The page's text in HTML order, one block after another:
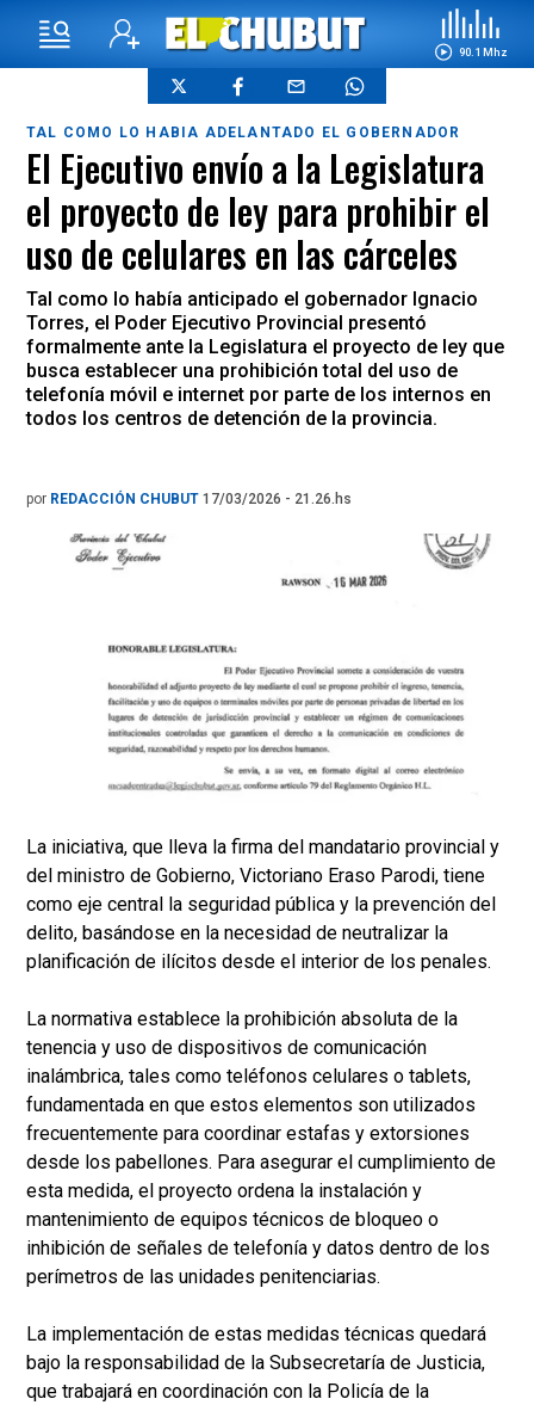
90.1 Mhz
TAL COMO LO HABIA ADELANTADO EL GOBERNADOR
El Ejecutivo envío a la Legislatura
el proyecto de ley para prohibir el
uso de celulares en las cárceles
Tal como lo había anticipado el gobernador Ignacio
Torres, el Poder Ejecutivo Provincial presentó
formalmente ante la Legislatura el proyecto de ley que
busca establecer una prohibición total del uso de
telefonía móvil e internet por parte de los internos en
todos los centros de detención de la provincia.
por REDACCIÓN CHUBUT 17/03/2026 - 21.26.hs
La iniciativa, que lleva la firma del mandatario provincial y
del ministro de Gobierno, Victoriano Eraso Parodi, tiene
como eje central la seguridad pública y la prevención del
delito, basándose en la necesidad de neutralizar la
planificación de ilícitos desde el interior de los penales.
La normativa establece la prohibición absoluta de la
tenencia y uso de dispositivos de comunicación
inalámbrica, tales como teléfonos celulares o tablets,
fundamentada en que estos elementos son utilizados
frecuentemente para coordinar estafas y extorsiones
desde los pabellones. Para asegurar el cumplimiento de
esta medida, el proyecto ordena la instalación y
mantenimiento de equipos técnicos de bloqueo o
inhibición de señales de telefonía y datos dentro de los
perímetros de las unidades penitenciarias.
La implementación de estas medidas técnicas quedará
bajo la responsabilidad de la Subsecretaría de Justicia,
que trabajará en coordinación con la Policía de la